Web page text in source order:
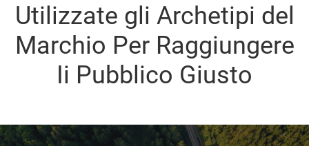
Utilizzate gli Archetipi del
Marchio Per Raggiungere
Ii Pubblico Giusto